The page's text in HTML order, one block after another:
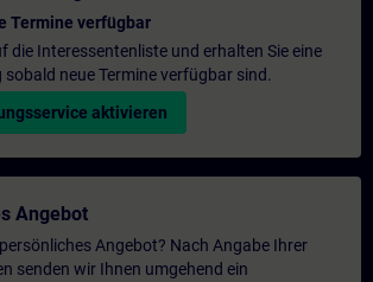
Termine verfügbar
die Interessentenliste und erhalten Sie eine
neue Termine verfügbar sind.
aktivieren
Angebot
Angebot? Nach Angabe Ihrer
senden wir Ihnen umgehend ein